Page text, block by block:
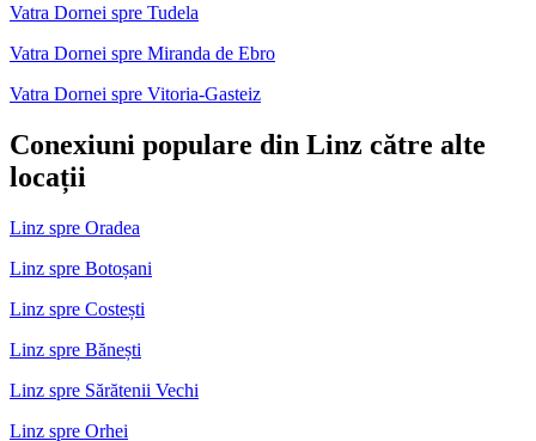
Vatra Dornei spre Tudela
Vatra Dornei spre Miranda de Ebro
Vatra Dornei spre Vitoria-Gasteiz
Conexiuni populare din Linz către alte
locații
Linz spre Oradea
Linz spre Botoșani
Linz spre Costești
Linz spre Bănești
Linz spre Sărătenii Vechi
Linz spre Orhei